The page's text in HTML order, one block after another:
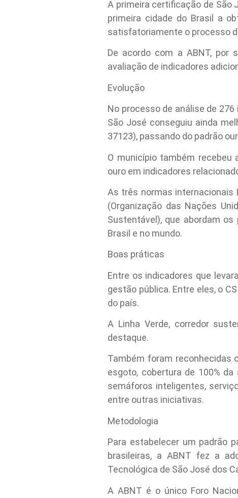
A primeira certificação de São
primeira cidade do Brasil a
satisfatoriamente o processo
De acordo com a ABNT, por
avaliação de indicadores
Evolução
No processo de análise de
São José conseguiu ainda
37123), passando do padrão
O município também recebeu
ouro em indicadores
As três normas internacionais
(Organização das Nações
Sustentável), que abordam
Brasil e no mundo.
Boas práticas
Entre os indicadores que
gestão pública. Entre eles, o
do país.
A Linha Verde, corredor
destaque.
Também foram reconhecidas
esgoto, cobertura de 100%
semáforos inteligentes,
entre outras iniciativas.
Metodologia
Para estabelecer um padrão
brasileiras, a ABNT fez a
Tecnológica de São José dos
A ABNT é o único Foro